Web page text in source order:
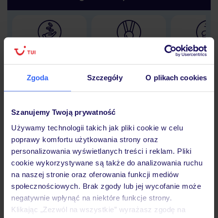
Zgoda Szczegóły O plikach cookies
Szanujemy Twoją prywatność
Używamy technologii takich jak pliki cookie w celu
poprawy komfortu użytkowania strony oraz
personalizowania wyświetlanych treści i reklam. Pliki
cookie wykorzystywane są także do analizowania ruchu
na naszej stronie oraz oferowania funkcji mediów
społecznościowych. Brak zgody lub jej wycofanie może
negatywnie wpłynąć na niektóre funkcje strony.
Klikając „Zezwól na wszystkie” wyrażasz zgodę na
Lider niskich cen 30 lat w
Hotel
Opinie
Pokoje